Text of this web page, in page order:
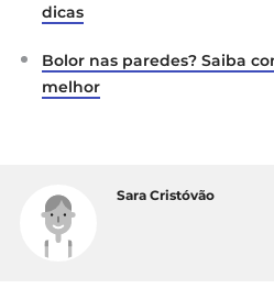
dicas
Bolor nas paredes? Saiba
melhor
Sara Cristóvão